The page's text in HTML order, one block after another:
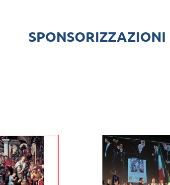
SPONSORIZZAZIONI